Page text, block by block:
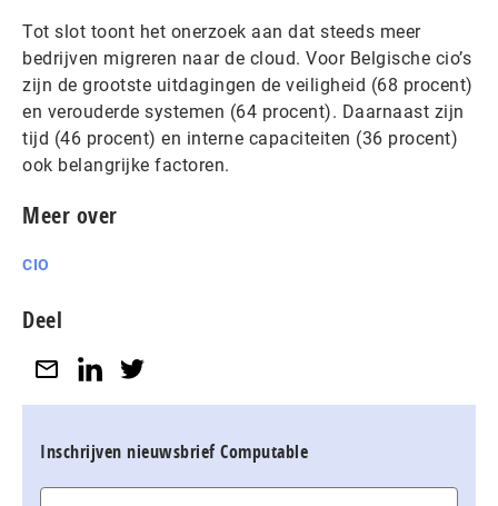
Tot slot toont het onerzoek aan dat steeds meer
bedrijven migreren naar de cloud. Voor Belgische cio’s
zijn de grootste uitdagingen de veiligheid (68 procent)
en verouderde systemen (64 procent). Daarnaast zijn
tijd (46 procent) en interne capaciteiten (36 procent)
ook belangrijke factoren.
Meer over
CIO
Deel
Inschrijven nieuwsbrief Computable